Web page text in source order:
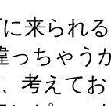
に来ら
っちゃう
考えてお